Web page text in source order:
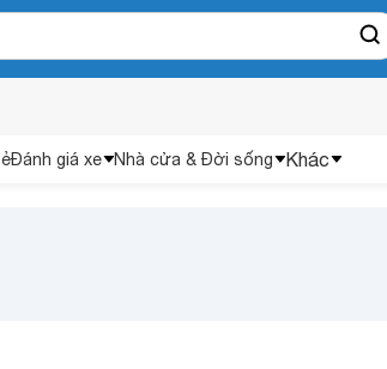
Đánh giá xe Nhà cửa & Đời sống Khác